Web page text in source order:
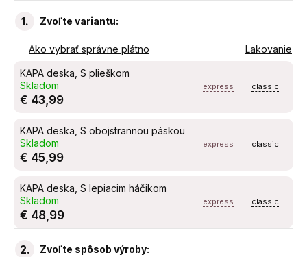
1. Zvoľte variantu:
Ako vybrať správne plátno Lakovanie
KAPA deska, S plieškom
Skladom
express classic
€ 43,99
KAPA deska, S obojstrannou páskou
Skladom
express classic
€ 45,99
KAPA deska, S lepiacim háčikom
Skladom
express classic
€ 48,99
2. Zvoľte spôsob výroby: